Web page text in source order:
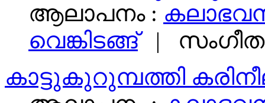
ആലാപനം :
വെങ്കിടങ്ങ്‌|
കാട്ടുകുറുമ്പത്തി